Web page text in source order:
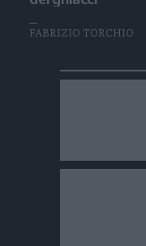
FABRIZIO TORCHIO